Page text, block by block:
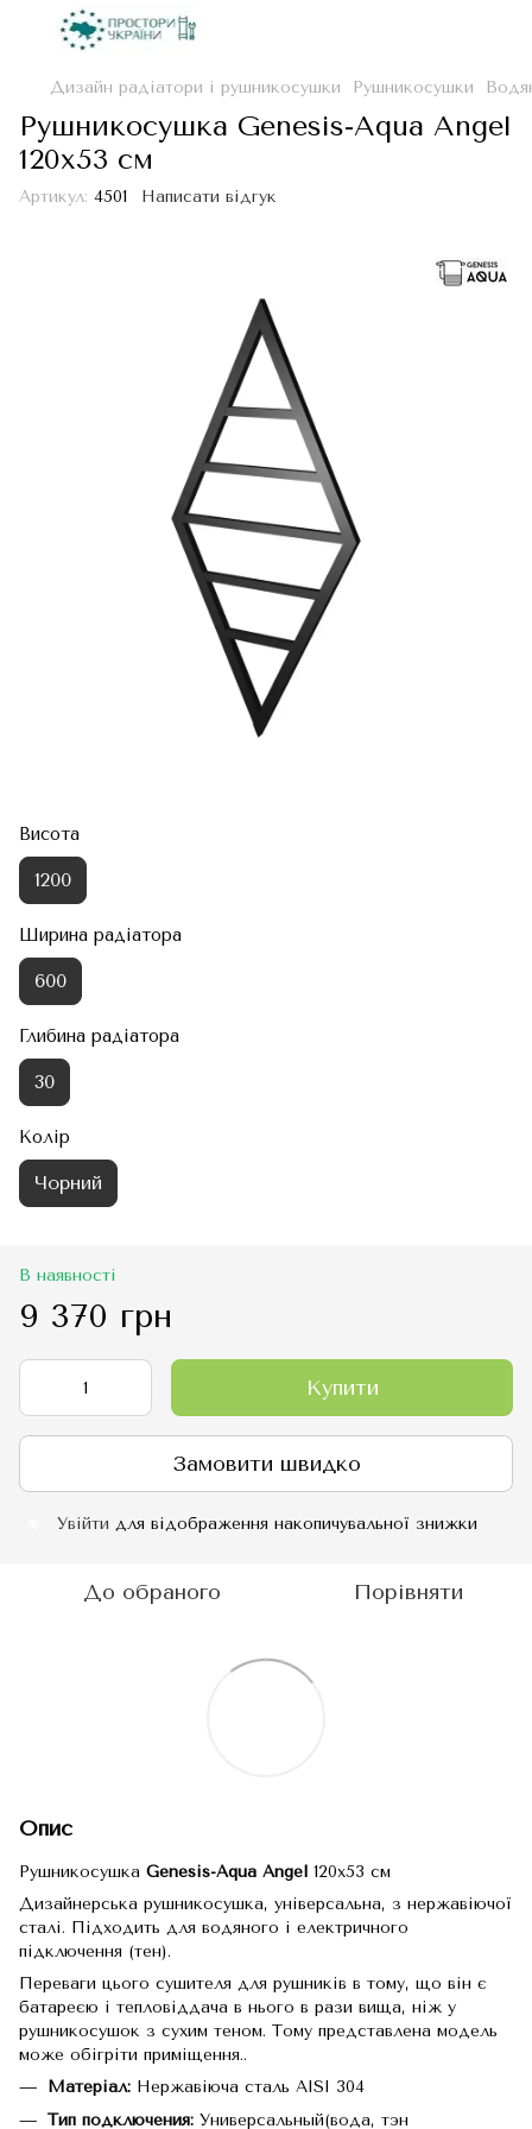
Дизайн радіатори і рушникосушки Рушникосушки
Рушникосушка Genesis-Aqua Angel
120x53 см
Артикул: 4501 Написати відгук
Висота
1200
Ширина радіатора
600
Глибина радіатора
30
Колір
Чорний
В наявності
9 370 грн
Купити
Замовити швидко
Увійти для відображення накопичувальної знижки
До обраного Порівняти
Опис
Рушникосушка Genesis-Aqua Angel 120x53 см
Дизайнерська рушникосушка, універсальна, з нержавіючої
сталі. Підходить для водяного і електричного
підключення (тен).
Переваги цього сушителя для рушників в тому, що він є
батареєю і тепловіддача в нього в рази вища, ніж у
рушникосушок з сухим теном. Тому представлена модель
може обігріти приміщення..
Матеріал: Нержавіюча сталь AISI 304
Тип подключения: Универсальный(вода, тэн